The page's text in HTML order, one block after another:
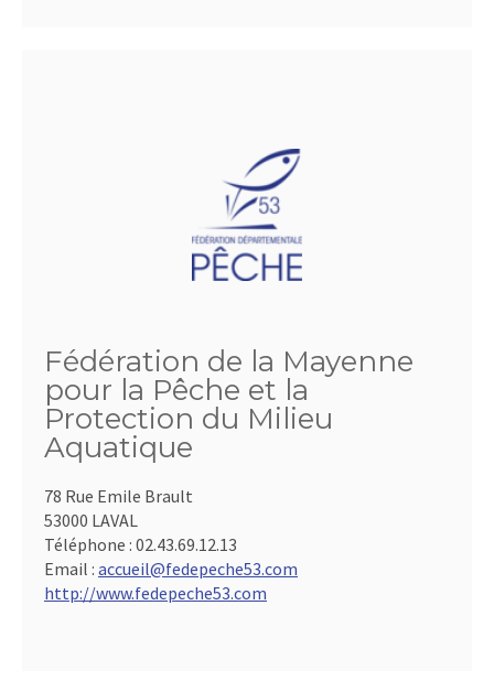
Fédération de la Mayenne
pour la Pêche et la
Protection du Milieu
Aquatique
78 Rue Emile Brault
53000 LAVAL
Téléphone : 02.43.69.12.13
Email : accueil@fedepeche53.com
http://www.fedepeche53.com